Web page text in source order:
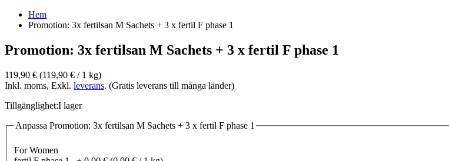
Hem
Promotion: 3x fertilsan M Sachets + 3 x fertil F phase 1
Promotion: 3x fertilsan M Sachets + 3 x fertil F phase 1
119,90 € (119,90 €­ / 1 kg)
Inkl. moms, Exkl. leverans. (Gratis leverans till många länder)
Tillgänglighet:I lager
Anpassa Promotion: 3x fertilsan M Sachets + 3 x fertil F phase 1
For Women